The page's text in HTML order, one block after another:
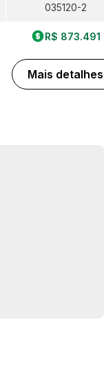
035120-2
R$ 873.491
Mais detalhes